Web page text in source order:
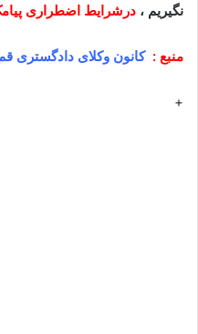
نگیریم ، درشرایط اضطراری
منبع : کانون وکلای دادگستری
+